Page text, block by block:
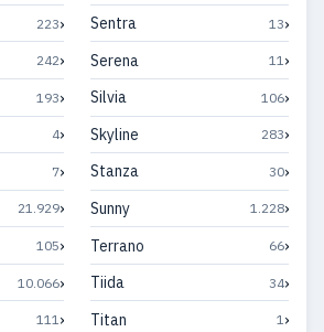
223›
242›
193›
4›
7›
21.929›
105›
10.066›
111›
Sentra 13›
Serena 11›
Silvia 106›
Skyline 283›
Stanza 30›
Sunny 1.228›
Terrano 66›
Tiida 34›
Titan 1›